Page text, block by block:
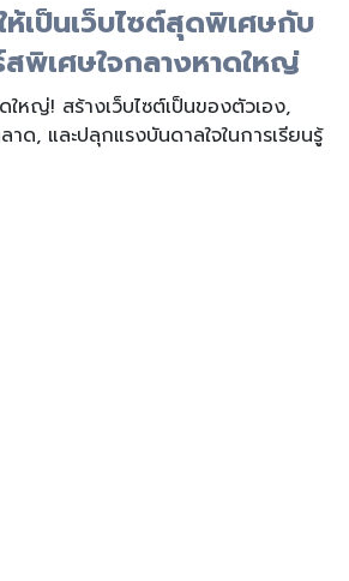
ห้เป็นเว็บไซต์สุดพิเศษกับ
พิเศษใจกลางหาดใหญ่
ใหญ่! สร้างเว็บไซต์เป็นของตัวเอง,
าด, และปลุกแรงบันดาลใจในการเรียนรู้